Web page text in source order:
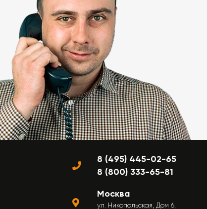
8 (495) 445-02-65
8 (800) 333-65-81
Москва
ул. Никопольская, Дом 6,